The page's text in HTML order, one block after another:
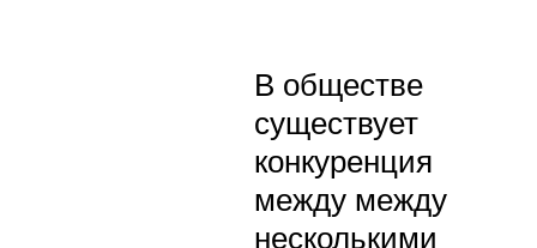
В обществе
существует
конкуренция
между между
несколькими